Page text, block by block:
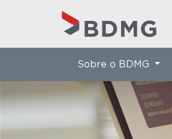
Sobre o BDMG